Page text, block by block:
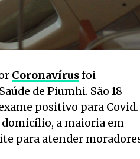
Coronavírusfoi
de Piumhi. São 18
positivo para Covid.
domicílio, a maioria em
para atender